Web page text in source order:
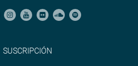
SUSCRIPCIÓN